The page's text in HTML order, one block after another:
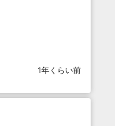
1年くらい前